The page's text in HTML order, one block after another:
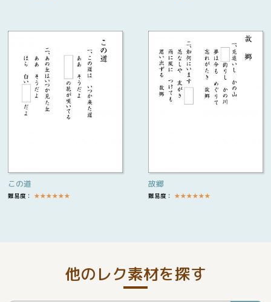
この道
難易度： ★★★★★★
故郷
難易度： ★★★★★★
他のレク素材を探す